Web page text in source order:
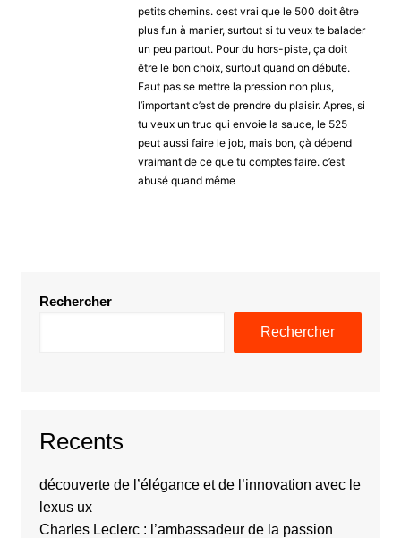
petits chemins. cest vrai que le 500 doit être
plus fun à manier, surtout si tu veux te balader
un peu partout. Pour du hors-piste, ça doit
être le bon choix, surtout quand on débute.
Faut pas se mettre la pression non plus,
l’important c’est de prendre du plaisir. Apres, si
tu veux un truc qui envoie la sauce, le 525
peut aussi faire le job, mais bon, çà dépend
vraimant de ce que tu comptes faire. c’est
abusé quand même
Rechercher
Rechercher
Recents
découverte de l’élégance et de l’innovation avec le
lexus ux
Charles Leclerc : l’ambassadeur de la passion